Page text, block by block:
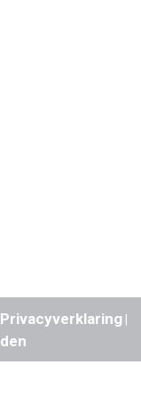
Privacyverklaring|